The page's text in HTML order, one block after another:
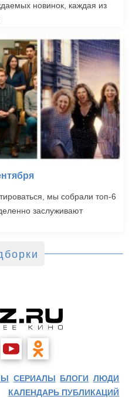
новинок, каждая из
мы собрали топ-6
заслуживают
СЕРИАЛЫ БЛОГИ ЛЮДИ
КАЛЕНДАРЬ ПУБЛИКАЦИЙ